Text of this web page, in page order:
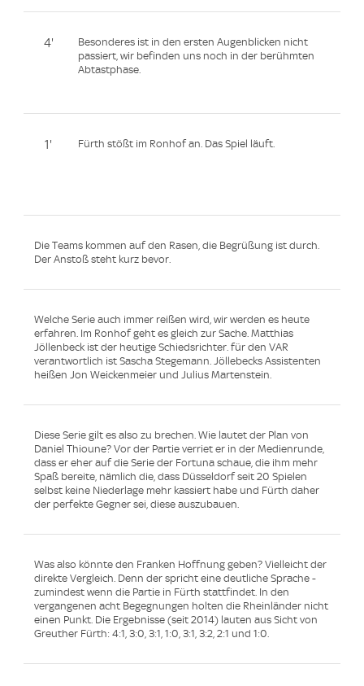
4'
Besonderes ist in den ersten Augenblicken nicht
passiert, wir befinden uns noch in der berühmten
Abtastphase.
1' Fürth stößt im Ronhof an. Das Spiel läuft.
Die Teams kommen auf den Rasen, die Begrüßung ist durch.
Der Anstoß steht kurz bevor.
Welche Serie auch immer reißen wird, wir werden es heute
erfahren. Im Ronhof geht es gleich zur Sache. Matthias
Jöllenbeck ist der heutige Schiedsrichter. für den VAR
verantwortlich ist Sascha Stegemann. Jöllebecks Assistenten
heißen Jon Weickenmeier und Julius Martenstein.
Diese Serie gilt es also zu brechen. Wie lautet der Plan von
Daniel Thioune? Vor der Partie verriet er in der Medienrunde,
dass er eher auf die Serie der Fortuna schaue, die ihm mehr
Spaß bereite, nämlich die, dass Düsseldorf seit 20 Spielen
selbst keine Niederlage mehr kassiert habe und Fürth daher
der perfekte Gegner sei, diese auszubauen.
Was also könnte den Franken Hoffnung geben? Vielleicht der
direkte Vergleich. Denn der spricht eine deutliche Sprache -
zumindest wenn die Partie in Fürth stattfindet. In den
vergangenen acht Begegnungen holten die Rheinländer nicht
einen Punkt. Die Ergebnisse (seit 2014) lauten aus Sicht von
Greuther Fürth: 4:1, 3:0, 3:1, 1:0, 3:1, 3:2, 2:1 und 1:0.